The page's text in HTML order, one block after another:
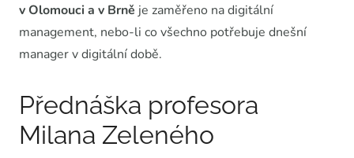
v Olomouci a v Brně je zaměřeno na digitální
management, nebo-li co všechno potřebuje dnešní
manager v digitální době.
Přednáška profesora
Milana Zeleného